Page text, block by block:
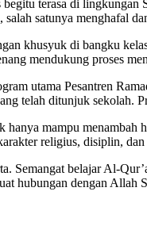
terasa di lingkungan
satunya menghafal
khusyuk di bangku
mendukung proses
utama Pesantren
telah ditunjuk sekolah.
mampu menambah
religius, disiplin,
Semangat belajar Al-
hubungan dengan Allah